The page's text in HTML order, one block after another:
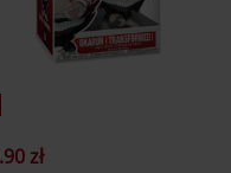
zł